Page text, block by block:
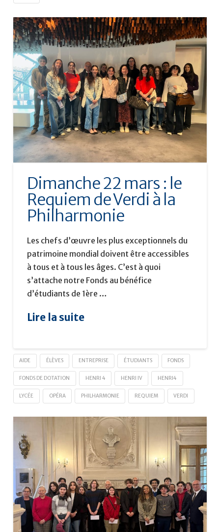
Dimanche 22 mars : le
Requiem de Verdi à la
Philharmonie
Les chefs d’œuvre les plus exceptionnels du
patrimoine mondial doivent être accessibles
à tous et à tous les âges. C’est à quoi
s’attache notre Fonds au bénéfice
d’étudiants de 1ère …
Lire la suite
AIDE ÉLÈVES ENTREPRISE ÉTUDIANTS FONDS
FONDS DE DOTATION HENRI 4 HENRI IV HENRI4
LYCÉE OPÉRA PHILHARMONIE REQUIEM VERDI